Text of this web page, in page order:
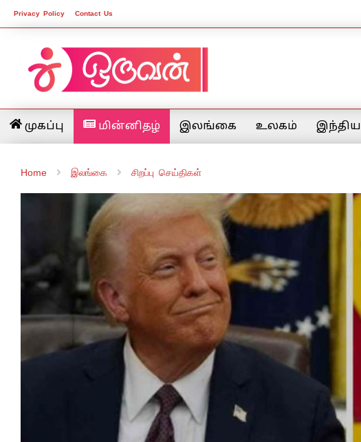
Privacy Policy Contact Us
முகப்பு மின்னிதழ் இலங்கை உலகம்
Home இலங்கை சிறப்பு செய்திகள்